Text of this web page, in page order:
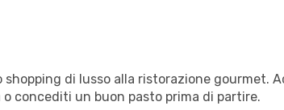
di lusso alla ristorazione gourmet.
concediti un buon pasto prima di partire.